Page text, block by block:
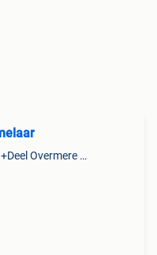
Lokeren+Deel Overmere En Zele